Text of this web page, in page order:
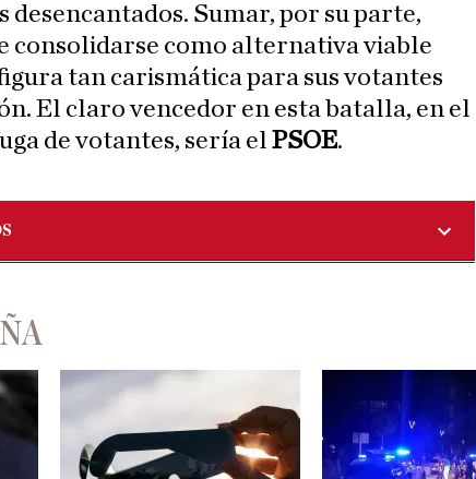
desencantados. Sumar, por su parte,
consolidarse como alternativa viable
tan carismática para sus votantes
El claro vencedor en esta batalla, en el
de votantes, sería el PSOE.